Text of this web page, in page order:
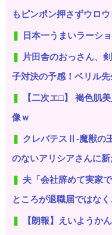
もピンポン押さずウロ
日本一うまいラーシ
片田舎のおっさん、
子対決の予感！ベリル先
【二次エ□】 褐色肌
像ｗ
クレバテスⅡ-魔獣の
のないアリシアさんに新
夫「会社辞めて実家
ところが退職届ではな
【朗報】えいようか